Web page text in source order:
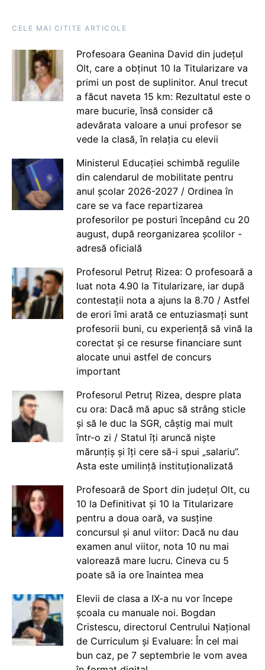
CELE MAI CITITE ARTICOLE
Profesoara Geanina David din județul
Olt, care a obținut 10 la Titularizare va
primi un post de suplinitor. Anul trecut
a făcut naveta 15 km: Rezultatul este o
mare bucurie, însă consider că
adevărata valoare a unui profesor se
vede la clasă, în relația cu elevii
Ministerul Educației schimbă regulile
din calendarul de mobilitate pentru
anul școlar 2026-2027 / Ordinea în
care se va face repartizarea
profesorilor pe posturi începând cu 20
august, după reorganizarea școlilor -
adresă oficială
Profesorul Petruț Rizea: O profesoară a
luat nota 4.90 la Titularizare, iar după
contestații nota a ajuns la 8.70 / Astfel
de erori îmi arată ce entuziasmați sunt
profesorii buni, cu experiență să vină la
corectat și ce resurse financiare sunt
alocate unui astfel de concurs
important
Profesorul Petruț Rizea, despre plata
cu ora: Dacă mă apuc să strâng sticle
și să le duc la SGR, câștig mai mult
într-o zi / Statul îți aruncă niște
mărunțiș și îți cere să-i spui „salariu”.
Asta este umilință instituționalizată
Profesoară de Sport din județul Olt, cu
10 la Definitivat și 10 la Titularizare
pentru a doua oară, va susține
concursul și anul viitor: Dacă nu dau
examen anul viitor, nota 10 nu mai
valorează mare lucru. Cineva cu 5
poate să ia ore înaintea mea
Elevii de clasa a IX-a nu vor începe
școala cu manuale noi. Bogdan
Cristescu, directorul Centrului Național
de Curriculum și Evaluare: În cel mai
bun caz, pe 7 septembrie le vom avea